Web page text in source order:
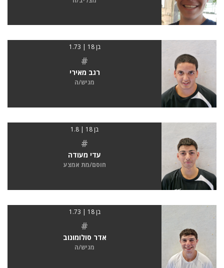
בן 18 | 1.73
#
רגב מאירי
מגיש/ה
בן 18 | 1.8
#
עדי מעודה
חוסם/מת אמצע
בן 18 | 1.73
#
אדר סולומונוב
מגיש/ה